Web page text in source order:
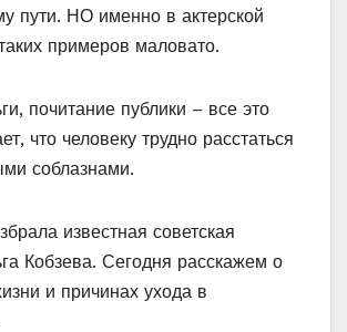
пути. НО именно в актерской
примеров маловато.
почитание публики – все это
что человеку трудно расстаться
соблазнами.
известная советская
Кобзева. Сегодня расскажем о
и причинах ухода в